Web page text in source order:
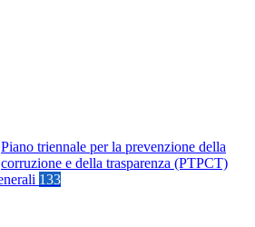
Piano triennale per la prevenzione della
corruzione e della trasparenza (PTPCT)
133